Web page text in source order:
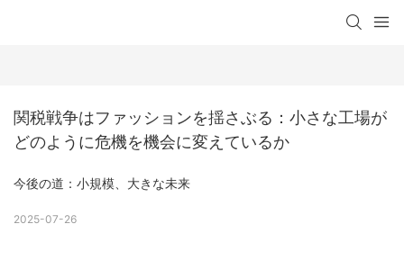
関税戦争はファッションを揺さぶる：小さな工場が
どのように危機を機会に変えているか
今後の道：小規模、大きな未来
2025-07-26